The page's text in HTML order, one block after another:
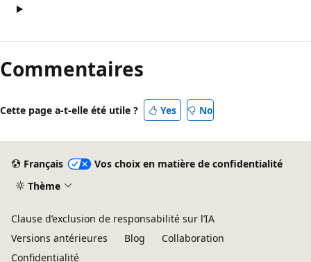
Commentaires
Cette page a-t-elle été utile ? Yes No
Français
Vos choix en matière de confidentialité
Thème
Clause d’exclusion de responsabilité sur l’IA
Versions antérieures
Blog
Collaboration
Confidentialité